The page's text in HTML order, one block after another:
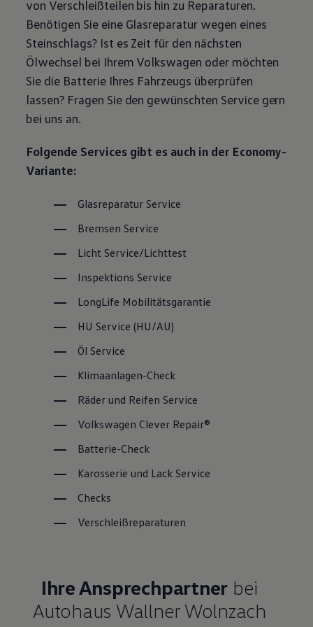
Magazin
Lifestyle
Transport
Familie
Elektromobilität
Volkswagen R
Pannen- und Unfallhilfe
Volkswagen Kundenbetreuung
von Verschleißteilen bis hin zu Reparaturen.
Benötigen Sie eine Glasreparatur wegen eines
Steinschlags? Ist es Zeit für den nächsten
Ölwechsel bei Ihrem Volkswagen oder möchten
Sie die Batterie Ihres Fahrzeugs überprüfen
lassen? Fragen Sie den gewünschten Servicegern
bei uns an.
Folgende Services gibt es auch in der Economy-
Variante:
Glasreparatur Service
Bremsen Service
Licht Service/Lichttest
Inspektions Service
LongLife Mobilitätsgarantie
HU Service (HU/AU)
Öl Service
Klimaanlagen-Check
Räder und Reifen Service
Volkswagen Clever Repair®
Batterie-Check
Karosserie und Lack Service
Checks
Verschleißreparaturen
Ihre Ansprechpartner bei
Autohaus Wallner Wolnzach